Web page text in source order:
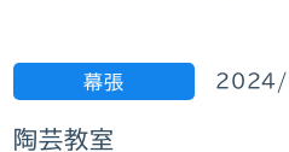
幕張
陶芸教室